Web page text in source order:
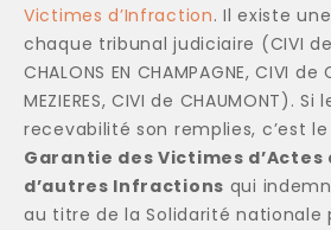
Victimes d’Infraction. Il existe
chaque tribunal judiciaire (CIVI de
CHALONS EN CHAMPAGNE, CIVI de
MEZIERES, CIVI de CHAUMONT).
recevabilité son remplies, c’est le
Garantie des Victimes
d’autres Infractions qui
au titre de la Solidarité nationale